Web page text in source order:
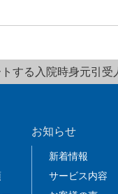
する入院時身元引
お知らせ
新着情報
サービス内容